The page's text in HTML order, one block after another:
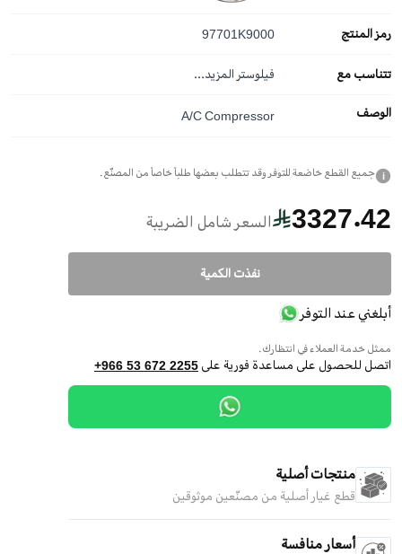
رمز المنتج 97701K9000
تتناسب مع فيلوستر المزيد...
الوصف A/C Compressor
i جميع القطع خاضعة للتوفر وقد تتطلب بعضها طلباً خاصاً من المصنّع.
3327.42 السعر شامل الضريبة
نفذت الكمية
أبلغني عند التوفر
ممثل خدمة العملاء في انتظارك.
اتصل للحصول على مساعدة فورية على +966 53 672 2255
منتجات أصلية
قطع غيار أصلية من مصنّعين موثوقين
أسعار منافسة